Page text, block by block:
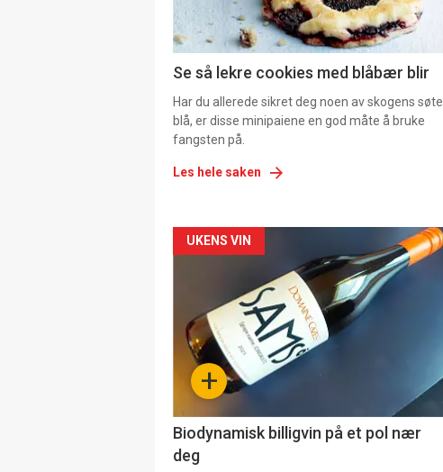
Se så lekre cookies med blåbær blir
Har du allerede sikret deg noen av skogens søte
blå, er disse minipaiene en god måte å bruke
fangsten på.
Les hele saken
Forsiden
akkurat
nå
-
+
UKENS VIN
Biodynamisk billigvin på et pol nær
deg